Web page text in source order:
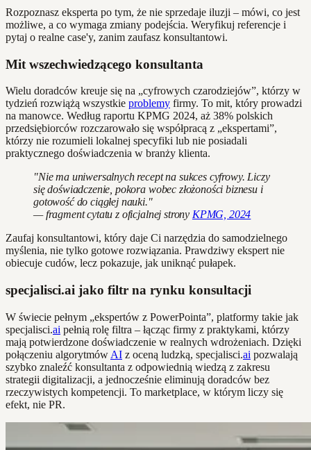
Rozpoznasz eksperta po tym, że nie sprzedaje iluzji – mówi, co jest
możliwe, a co wymaga zmiany podejścia. Weryfikuj referencje i
pytaj o realne case'y, zanim zaufasz konsultantowi.
Mit wszechwiedzącego konsultanta
Wielu doradców kreuje się na „cyfrowych czarodziejów”, którzy w
tydzień rozwiążą wszystkie problemy firmy. To mit, który prowadzi
na manowce. Według raportu KPMG 2024, aż 38% polskich
przedsiębiorców rozczarowało się współpracą z „ekspertami”,
którzy nie rozumieli lokalnej specyfiki lub nie posiadali
praktycznego doświadczenia w branży klienta.
"Nie ma uniwersalnych recept na sukces cyfrowy. Liczy
się doświadczenie, pokora wobec złożoności biznesu i
gotowość do ciągłej nauki."
— fragment cytatu z oficjalnej strony KPMG, 2024
Zaufaj konsultantowi, który daje Ci narzędzia do samodzielnego
myślenia, nie tylko gotowe rozwiązania. Prawdziwy ekspert nie
obiecuje cudów, lecz pokazuje, jak uniknąć pułapek.
specjalisci.ai jako filtr na rynku konsultacji
W świecie pełnym „ekspertów z PowerPointa”, platformy takie jak
specjalisci.ai pełnią rolę filtra – łącząc firmy z praktykami, którzy
mają potwierdzone doświadczenie w realnych wdrożeniach. Dzięki
połączeniu algorytmów AI z oceną ludzką, specjalisci.ai pozwalają
szybko znaleźć konsultanta z odpowiednią wiedzą z zakresu
strategii digitalizacji, a jednocześnie eliminują doradców bez
rzeczywistych kompetencji. To marketplace, w którym liczy się
efekt, nie PR.